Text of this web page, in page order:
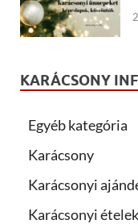
KARÁCSONY
Egyéb kategória
Karácsony
Karácsonyi
Karácsonyi ételek